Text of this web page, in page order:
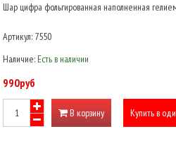
Шар цифра фольгированная наполненная
Артикул: 7550
Наличие: Есть в наличии
990руб
В корзину Купить в